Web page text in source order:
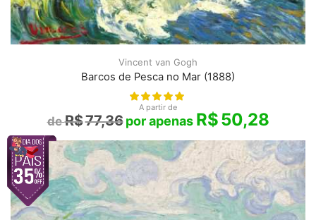
Vincent van Gogh
Barcos de Pesca no Mar (1888)
A partir de
R$77,36 R$50,28